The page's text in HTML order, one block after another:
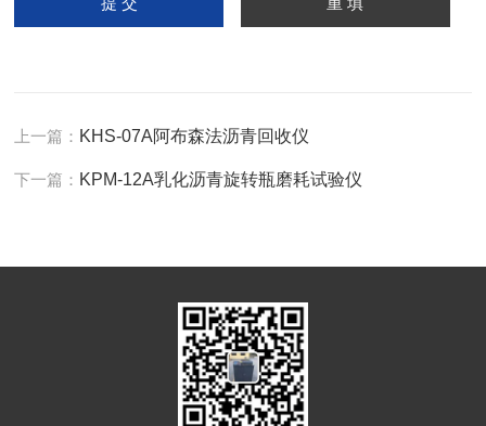
上一篇： KHS-07A阿布森法沥青回收仪
下一篇： KPM-12A乳化沥青旋转瓶磨耗试验仪